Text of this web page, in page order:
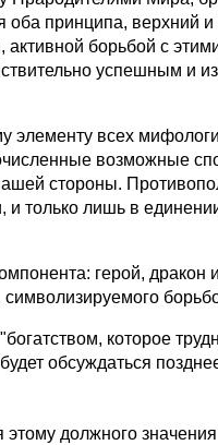
принципа, верхний
борьбой с
успешным и
элементу всех
возможные
стороны.
только лишь в
герой, дракон
которое
обсуждаться
этому должного